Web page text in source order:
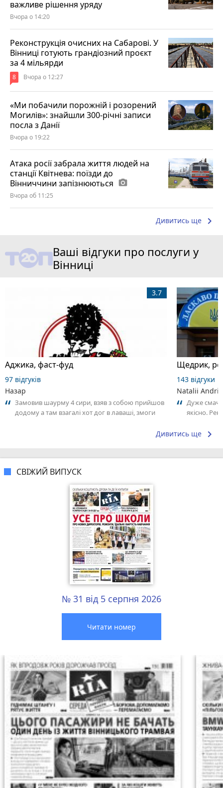
важливе рішення уряду
Вчора о 14:20
Реконструкція очисних на Сабарові. У
Вінниці готують грандіозний проєкт
за 4 мільярди
8 Вчора о 12:27
«Ми побачили порожній і розорений
Могилів»: знайшли 300-річні записи
посла з Данії
Вчора о 19:22
Атака росії забрала життя людей на
станції Квітнева: поїзди до
Вінниччини запізнюються photo_camera
Вчора об 11:25
Дивитись ще keyboard_arrow_right
Ваші відгуки про послуги у
Вінниці
Аджика, фаст-фуд
3.7
97 відгуків
Назар
Замовив шаурму 4 сири, взяв з собою прийшов
додому а там взагалі хот дог в лаваші, змоги
Щедрик,
143 відгуки
Natalii
Дуже
якісно.
Дивитись ще keyboard_arrow_right
СВІЖИЙ ВИПУСК
№ 31 від 5 серпня 2026
Читати номер